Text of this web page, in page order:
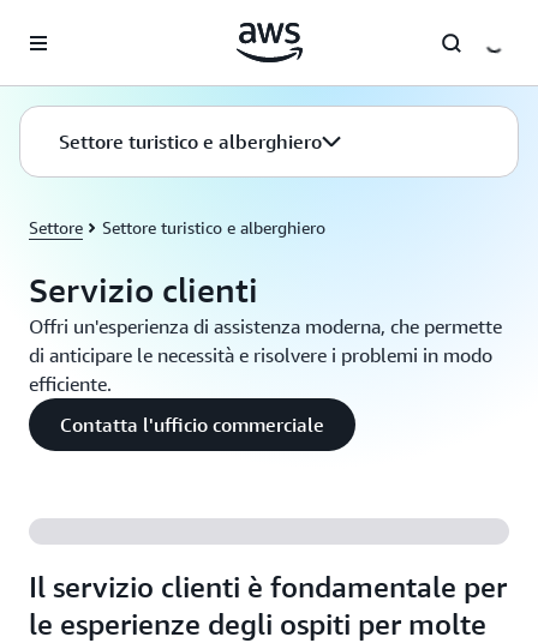
Settore turistico e alberghiero
Settore Settore turistico e alberghiero
Servizio clienti
Offri un'esperienza di assistenza moderna, che permette
di anticipare le necessità e risolvere i problemi in modo
efficiente.
Contatta l'ufficio commerciale
Il servizio clienti è fondamentale per
le esperienze degli ospiti per molte